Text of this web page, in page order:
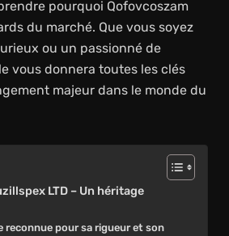
pourquoi Qofovcoszam
du marché. Que vous soyez
ou un passionné de
vous donnera toutes les clés
majeur dans le monde du
LTD – Un héritage
reconnue pour sa rigueur et son